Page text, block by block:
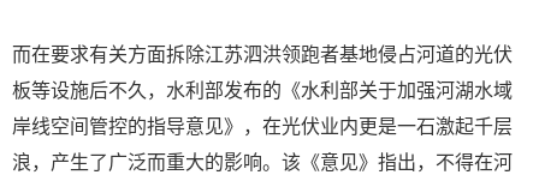
而在要求有关方面拆除江苏泗洪领跑者基地侵占河道的光伏
板等设施后不久，水利部发布的《水利部关于加强河湖水域
岸线空间管控的指导意见》，在光伏业内更是一石激起千层
浪，产生了广泛而重大的影响。该《意见》指出，不得在河